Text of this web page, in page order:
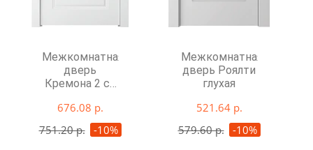
Межкомнатная
дверь
Кремона 2 со
676.08 р.
751.20 р.
-10%
Межкомнатная
дверь Роялти
глухая
521.64 р.
579.60 р.
-10%